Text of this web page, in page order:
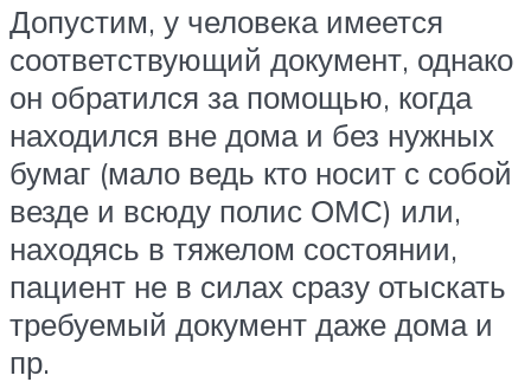
Допустим, у человека имеется
соответствующий документ, однако
он обратился за помощью, когда
находился вне дома и без нужных
бумаг (мало ведь кто носит с собой
везде и всюду полис ОМС) или,
находясь в тяжелом состоянии,
пациент не в силах сразу отыскать
требуемый документ даже дома и
пр.